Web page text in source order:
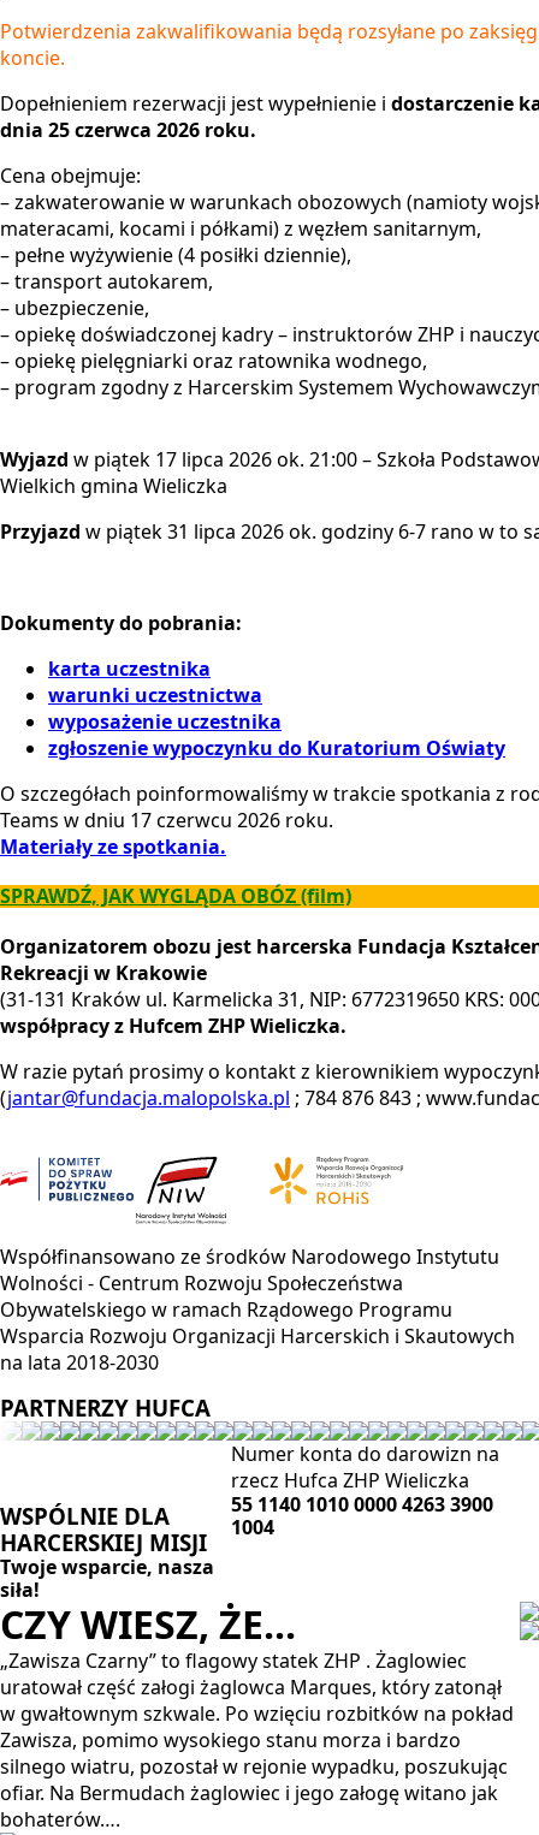
Potwierdzenia zakwalifikowania będą rozsyłane po
koncie.
Dopełnieniem rezerwacji jest wypełnienie i dostarczenie
dnia 25 czerwca 2026 roku.
Cena obejmuje:
– zakwaterowanie w warunkach obozowych (namioty
materacami, kocami i półkami) z węzłem sanitarnym,
– pełne wyżywienie (4 posiłki dziennie),
– transport autokarem,
– ubezpieczenie,
– opiekę doświadczonej kadry – instruktorów ZHP i
– opiekę pielęgniarki oraz ratownika wodnego,
– program zgodny z Harcerskim Systemem
Wyjazd w piątek 17 lipca 2026 ok. 21:00 – Szkoła
Wielkich gmina Wieliczka
Przyjazd w piątek 31 lipca 2026 ok. godziny 6-7 rano w to
Dokumenty do pobrania:
karta uczestnika
warunki uczestnictwa
wyposażenie uczestnika
zgłoszenie wypoczynku do Kuratorium Oświaty
O szczegółach poinformowaliśmy w trakcie spotkania z
Teams w dniu 17 czerwcu 2026 roku.
Materiały ze spotkania.
SPRAWDŹ, JAK WYGLĄDA OBÓZ (film)
Organizatorem obozu jest harcerska Fundacja
Rekreacji w Krakowie
(31-131 Kraków ul. Karmelicka 31, NIP: 6772319650 KRS:
współpracy z Hufcem ZHP Wieliczka.
W razie pytań prosimy o kontakt z kierownikiem
(jantar@fundacja.malopolska.pl ; 784 876 843 ;
Współfinansowano ze środków Narodowego Instytutu
Wolności - Centrum Rozwoju Społeczeństwa
Obywatelskiego w ramach Rządowego Programu
Wsparcia Rozwoju Organizacji Harcerskich i Skautowych
na lata 2018-2030
PARTNERZY HUFCA
WSPÓLNIE DLA
HARCERSKIEJ MISJI
Twoje wsparcie, nasza
siła!
Numer konta do darowizn na
rzecz Hufca ZHP Wieliczka
55 1140 1010 0000 4263 3900
1004
CZY WIESZ, ŻE...
„Zawisza Czarny” to flagowy statek ZHP . Żaglowiec
uratował część załogi żaglowca Marques, który zatonął
w gwałtownym szkwale. Po wzięciu rozbitków na pokład
Zawisza, pomimo wysokiego stanu morza i bardzo
silnego wiatru, pozostał w rejonie wypadku, poszukując
ofiar. Na Bermudach żaglowiec i jego załogę witano jak
bohaterów….